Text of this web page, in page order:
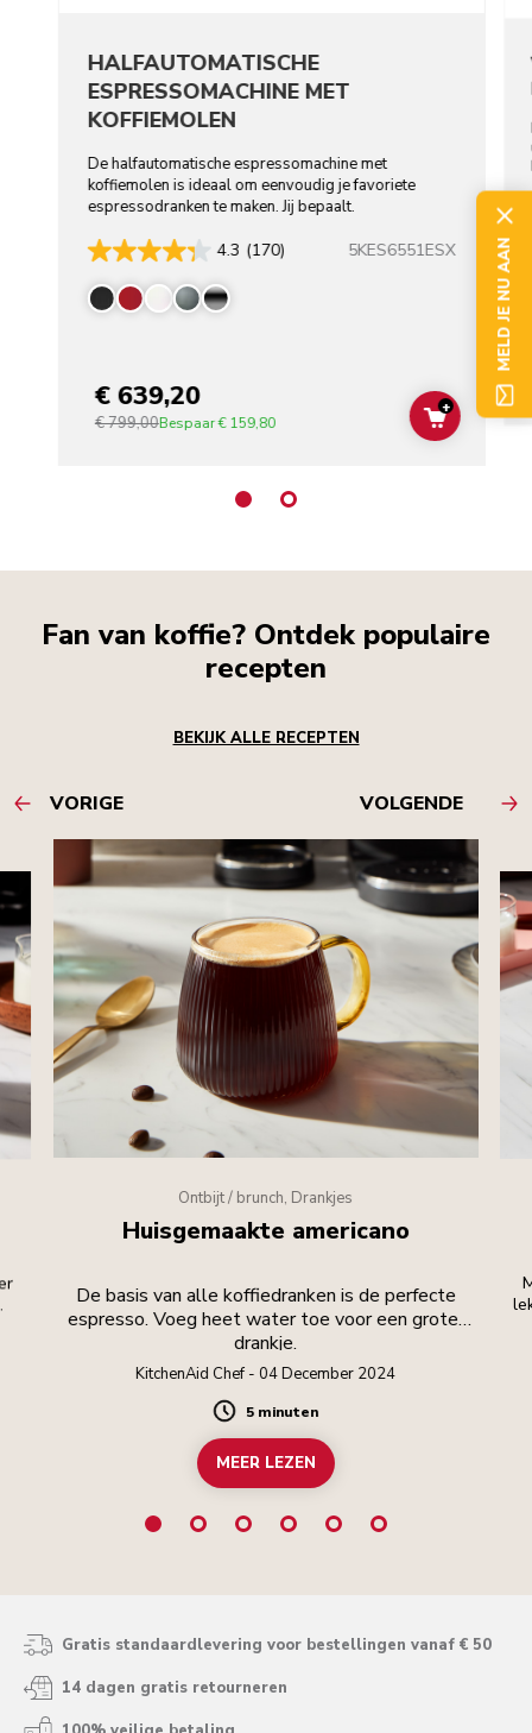
HALFAUTOMATISCHE
ESPRESSOMACHINE MET
KOFFIEMOLEN
De halfautomatische espressomachine met
koffiemolen is ideaal om eenvoudig je favoriete
espressodranken te maken. Jij bepaalt.
4.3 (170) 5KES6551ESX
€ 639,20
€ 799,00Bespaar€ 159,80 ADD TO
+
Fan van koffie? Ontdek populaire
recepten
BEKIJK ALLE RECEPTEN
VORIGE VOLGENDE
Ontbijt / brunch, Drankjes
Huisgemaakte americano
De basis van alle koffiedranken is de perfecte
espresso. Voeg heet water toe voor een groter
drankje.
KitchenAid Chef - 04 December 2024
Duration
5 minuten
MEER LEZEN
Gratis standaardlevering voor bestellingen vanaf € 50
14 dagen gratis retourneren
MELD JE NU AAN